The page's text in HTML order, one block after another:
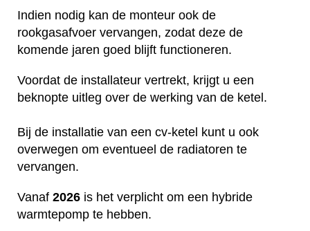
Indien nodig kan de monteur ook de
rookgasafvoer vervangen, zodat deze de
komende jaren goed blijft functioneren.
Voordat de installateur vertrekt, krijgt u een
beknopte uitleg over de werking van de ketel.
Bij de installatie van een cv-ketel kunt u ook
overwegen om eventueel de radiatoren te
vervangen.
Vanaf 2026 is het verplicht om een hybride
warmtepomp te hebben.